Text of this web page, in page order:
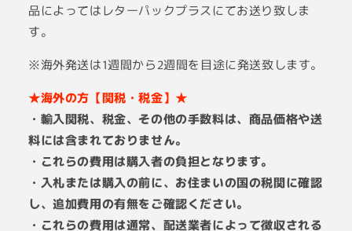
品によってはレターパックプラスにてお送り致しま
す。
※海外発送は1週間から2週間を目途に発送致します。
★海外の方【関税・税金】★
・輸入関税、税金、その他の手数料は、商品価格や送
料には含まれておりません。
・これらの費用は購入者の負担となります。
・入札または購入の前に、お住まいの国の税関に確認
し、追加費用の有無をご確認ください。
・これらの費用は通常、配送業者によって徴収される